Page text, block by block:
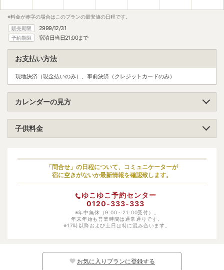
※料金が赤字の場合はこのプランの最安値の日程です。
販売期限
2999/12/31
予約期限 宿泊日当日21:00まで
お支払い方法
現地決済（現金払いのみ）、事前決済（クレジットカードのみ）
カレンダーの見方
子供料金
小学生（低学年） 大人料金の100%
幼児（寝具・食事あり） 大人料金の100%
受け入れ不可
受け入れ不可
幼児（寝具・食事なし） 無料
い日程ではお子様はご予約いただけません。
「問合せ」の日程について、コミュニケーターが
宿に空きがないか最新情報を確認致します。
ゆこゆこ予約センター
0120-333-333
※年中無休（9:00～21:00受付）。
年末年始も営業時間は通常通りです。
※17時以降および土日は特に混み合います。
お気に入りプランに登録する